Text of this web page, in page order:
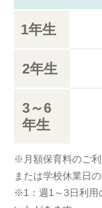
1年生
2年生
3～6
年生
※月額保育料のご利
または学校休業日
※1：週1～3日利用